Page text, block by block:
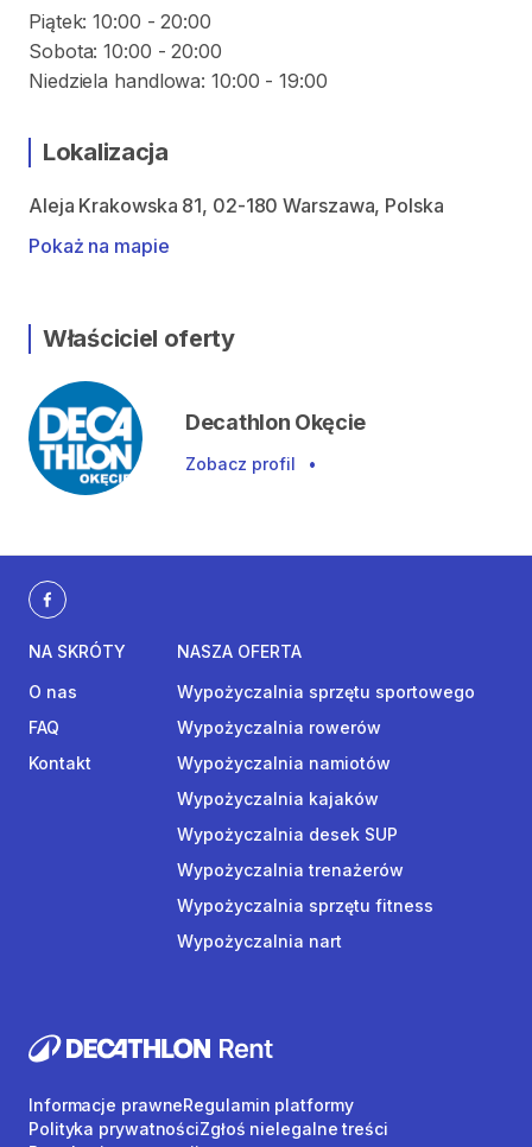
Piątek: 10:00 - 20:00
Sobota: 10:00 - 20:00
Niedziela handlowa: 10:00 - 19:00
Lokalizacja
Aleja Krakowska 81, 02-180 Warszawa, Polska
Pokaż na mapie
Właściciel oferty
Decathlon Okęcie
Zobacz profil •
NA SKRÓTY
O nas
FAQ
Kontakt
NASZA OFERTA
Wypożyczalnia sprzętu sportowego
Wypożyczalnia rowerów
Wypożyczalnia namiotów
Wypożyczalnia kajaków
Wypożyczalnia desek SUP
Wypożyczalnia trenażerów
Wypożyczalnia sprzętu fitness
Wypożyczalnia nart
Informacje prawneRegulamin platformy
Polityka prywatnościZgłoś nielegalne treści